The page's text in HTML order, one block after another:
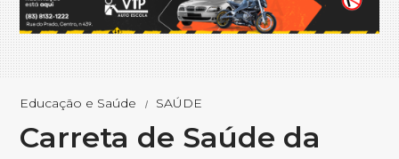
Educação e Saúde SAÚDE
Carreta de Saúde da